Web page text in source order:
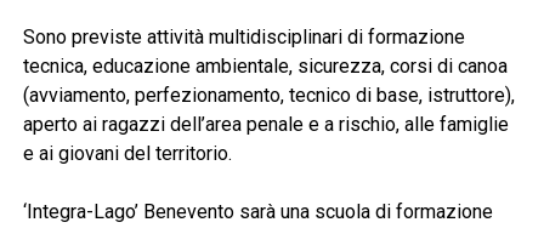
Sono previste attività multidisciplinari di formazione
tecnica, educazione ambientale, sicurezza, corsi di canoa
(avviamento, perfezionamento, tecnico di base, istruttore),
aperto ai ragazzi dell’area penale e a rischio, alle famiglie
e ai giovani del territorio.
‘Integra-Lago’ Benevento sarà una scuola di formazione